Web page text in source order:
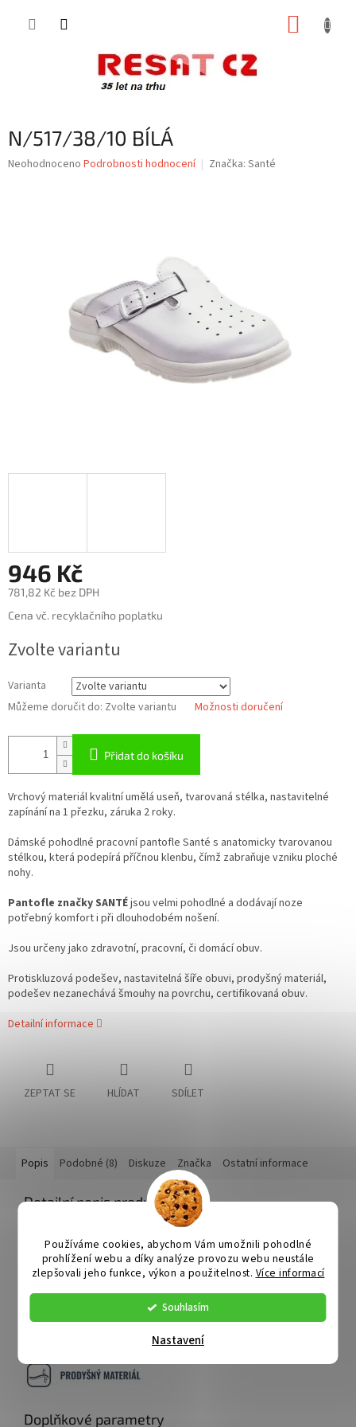
Používáme cookies, abychom Vám umožnili pohodlné
prohlížení webu a díky analýze provozu webu neustále
zlepšovali jeho funkce, výkon a použitelnost. Více informací
Souhlasím
Nastavení
N/517/38/10 BÍLÁ
Průměrné
Neohodnoceno Podrobnosti hodnocení Značka: Santé
946 Kč
781,82 Kč bez DPH
Měrná
Cena vč. recyklačního poplatku
Zvolte variantu
Varianta
Můžeme doručit do: Zvolte variantu Možnosti doručení
Přidat do košíku
Vrchový materiál kvalitní umělá useň, tvarovaná stélka, nastavitelné
zapínání na 1 přezku, záruka 2 roky.
Dámské pohodlné pracovní pantofle Santé s anatomicky tvarovanou
stélkou, která podepírá příčnou klenbu, čímž zabraňuje vzniku ploché
nohy.
Pantofle značky SANTÉjsou velmi pohodlné a dodávají noze
potřebný komfort i při dlouhodobém nošení.
Jsou určeny jako zdravotní, pracovní, či domácí obuv.
Protiskluzová podešev, nastavitelná šíře obuvi, prodyšný materiál,
podešev nezanechává šmouhy na povrchu, certifikovaná obuv.
Detailní informace
ZEPTAT SE HLÍDAT SDÍLET
Popis Podobné (8) Diskuze Značka Ostatní informace
Detailní popis produktu
Doplňkové parametry